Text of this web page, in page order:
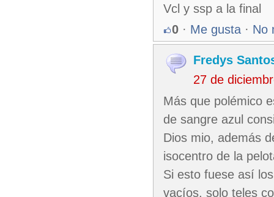
Vcl y ssp a la final
0 · Me gusta · No
Fredys
27 de
Más que polémico
de sangre azul
Dios mio, además
isocentro de la
Si esto fuese así
vacíos, solo teles